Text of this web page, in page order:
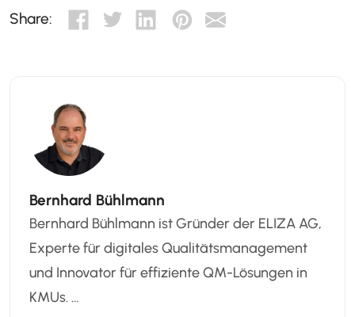
Share:
Bernhard Bühlmann
Bernhard Bühlmann ist Gründer der ELIZA AG,
Experte für digitales Qualitätsmanagement
und Innovator für effiziente QM-Lösungen in
KMUs. …